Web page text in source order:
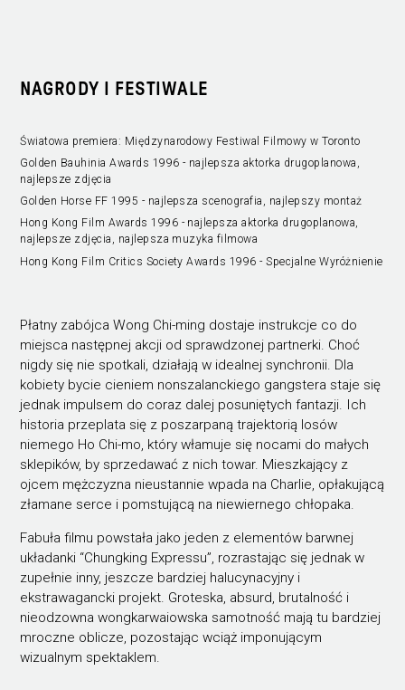
NAGRODY I FESTIWALE
Światowa premiera: Międzynarodowy Festiwal Filmowy w Toronto
Golden Bauhinia Awards 1996 - najlepsza aktorka drugoplanowa,
najlepsze zdjęcia
Golden Horse FF 1995 - najlepsza scenografia, najlepszy montaż
Hong Kong Film Awards 1996 - najlepsza aktorka drugoplanowa,
najlepsze zdjęcia, najlepsza muzyka filmowa
Hong Kong Film Critics Society Awards 1996 - Specjalne Wyróżnienie
Płatny zabójca Wong Chi-ming dostaje instrukcje co do
miejsca następnej akcji od sprawdzonej partnerki. Choć
nigdy się nie spotkali, działają w idealnej synchronii. Dla
kobiety bycie cieniem nonszalanckiego gangstera staje się
jednak impulsem do coraz dalej posuniętych fantazji. Ich
historia przeplata się z poszarpaną trajektorią losów
niemego Ho Chi-mo, który włamuje się nocami do małych
sklepików, by sprzedawać z nich towar. Mieszkający z
ojcem mężczyzna nieustannie wpada na Charlie, opłakującą
złamane serce i pomstującą na niewiernego chłopaka.
Fabuła filmu powstała jako jeden z elementów barwnej
układanki “Chungking Expressu”, rozrastając się jednak w
zupełnie inny, jeszcze bardziej halucynacyjny i
ekstrawagancki projekt. Groteska, absurd, brutalność i
nieodzowna wongkarwaiowska samotność mają tu bardziej
mroczne oblicze, pozostając wciąż imponującym
wizualnym spektaklem.